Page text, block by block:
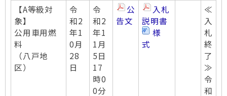
【A等級対
象】
公用車用燃
料
（八戸地
区）
令
和2
年1
0月
28
日
令
和2
年1
1月
5日
17
時0
0分
公
告文
入札
説明書
様
式
≪
入
札
終
了
≫
令
和